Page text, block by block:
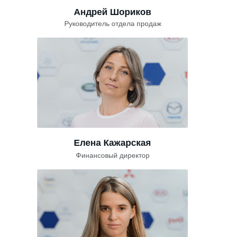
Андрей Шориков
Руководитель отдела продаж
Елена Кажарская
Финансовый директор